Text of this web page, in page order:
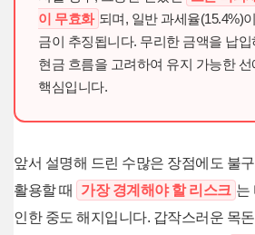
이 무효화 되며, 일반 과세율(15.4%)
금이 추징됩니다. 무리한 금액을 납
현금 흐름을 고려하여 유지 가능한
핵심입니다.
앞서 설명해 드린 수많은 장점에도 불
활용할 때
가장 경계해야 할 리스크 는
인한 중도 해지입니다. 갑작스러운 목